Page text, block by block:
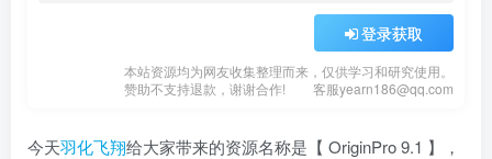
登录获取
本站资源均为网友收集整理而来，仅供学习和研究使用。
赞助不支持退款，谢谢合作!
客服yearn186@qq.com
今天羽化飞翔给大家带来的资源名称是【 OriginPro 9.1 】，